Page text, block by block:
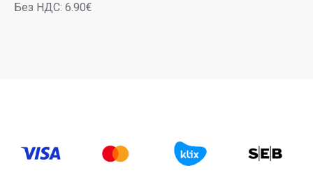
Без НДС: 6.90€